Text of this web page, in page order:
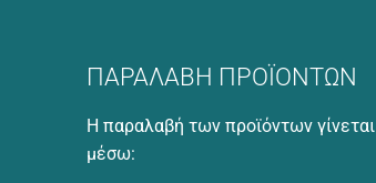
ΠΑΡΑΛΑΒΗ ΠΡΟΪΟΝΤΩΝ
Η παραλαβή των προϊόντων γίνεται
μέσω: